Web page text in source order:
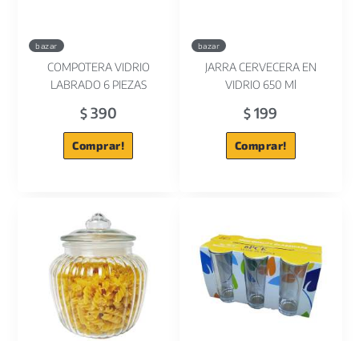
bazar
COMPOTERA VIDRIO
LABRADO 6 PIEZAS
$390
Comprar!
bazar
JARRA CERVECERA EN
VIDRIO 650 Ml
$ 199
Comprar!